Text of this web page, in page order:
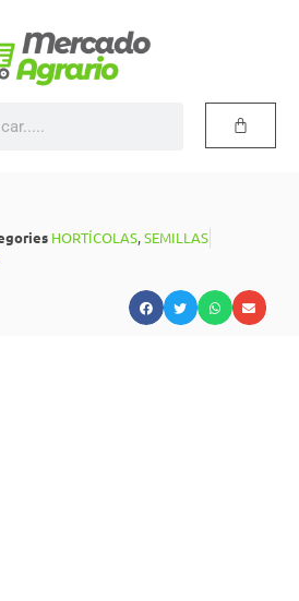
HORTÍCOLAS,SEMILLAS